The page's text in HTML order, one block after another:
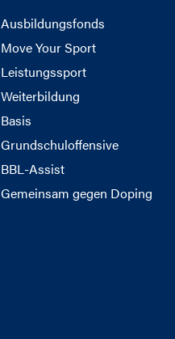
Ausbildungsfonds
Move Your Sport
Leistungssport
Weiterbildung
Basis
Grundschuloffensive
BBL-Assist
Gemeinsam gegen Doping